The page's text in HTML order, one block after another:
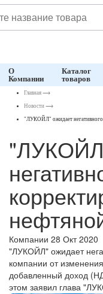
О
Компании
Каталог
товаров
Главная ⟶
Новости ⟶
"ЛУКОЙЛ" ожидает негативного
Компании 28 Окт 2020
"ЛУКОЙЛ" ожидает
компании от
добавленный доход
этом заявил глава